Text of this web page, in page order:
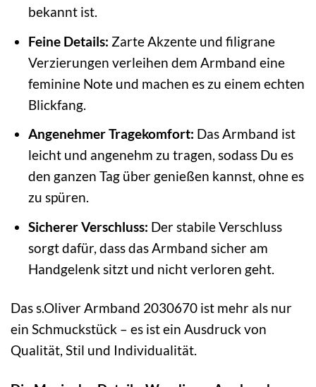
bekannt ist.
Feine Details: Zarte Akzente und filigrane
Verzierungen verleihen dem Armband eine
feminine Note und machen es zu einem echten
Blickfang.
Angenehmer Tragekomfort: Das Armband ist
leicht und angenehm zu tragen, sodass Du es
den ganzen Tag über genießen kannst, ohne es
zu spüren.
Sicherer Verschluss: Der stabile Verschluss
sorgt dafür, dass das Armband sicher am
Handgelenk sitzt und nicht verloren geht.
Das s.Oliver Armband 2030670 ist mehr als nur
ein Schmuckstück – es ist ein Ausdruck von
Qualität, Stil und Individualität.